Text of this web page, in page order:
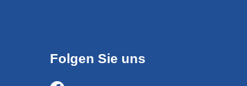
Folgen Sie uns